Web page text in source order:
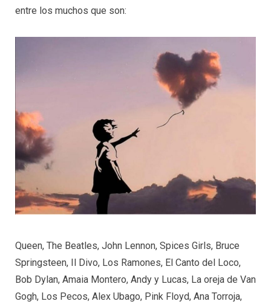
entre los muchos que son:
Queen, The Beatles, John Lennon, Spices Girls, Bruce
Springsteen, Il Divo, Los Ramones, El Canto del Loco,
Bob Dylan, Amaia Montero, Andy y Lucas, La oreja de Van
Gogh, Los Pecos, Alex Ubago, Pink Floyd, Ana Torroja,